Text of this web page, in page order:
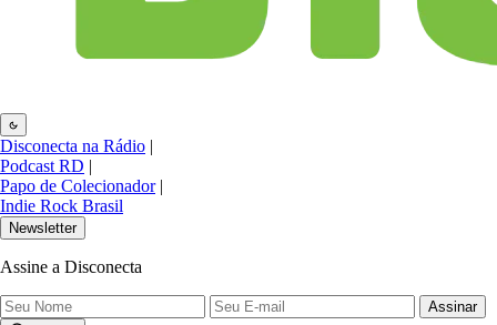
Disconecta na Rádio |
Podcast RD |
Papo de Colecionador |
Indie Rock Brasil
Newsletter
Assine a Disconecta
Assinar